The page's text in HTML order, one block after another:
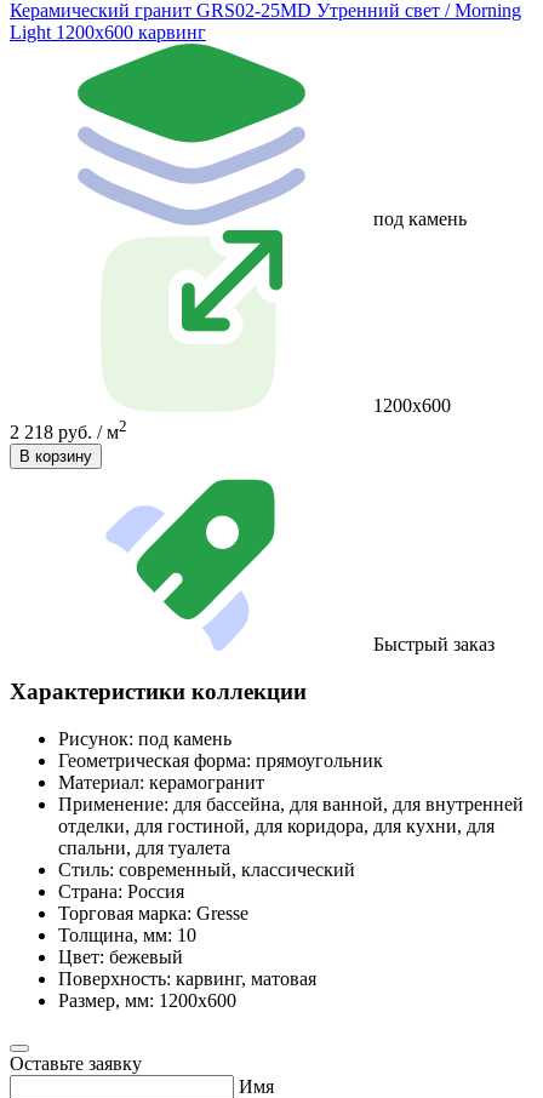
Керамический гранит GRS02-25MD Утренний свет / Morning
Light 1200x600 карвинг
под камень
1200x600
2 218 руб. / м2
В корзину
Быстрый заказ
Характеристики коллекции
Рисунок: под камень
Геометрическая форма: прямоугольник
Материал: керамогранит
Применение: для бассейна, для ванной, для внутренней
отделки, для гостиной, для коридора, для кухни, для
спальни, для туалета
Стиль: современный, классический
Страна: Россия
Торговая марка: Gresse
Толщина, мм: 10
Цвет: бежевый
Поверхность: карвинг, матовая
Размер, мм: 1200x600
Оставьте заявку
Имя